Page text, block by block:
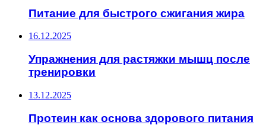
Питание для быстрого сжигания жира
16.12.2025
Упражнения для растяжки мышц после
тренировки
13.12.2025
Протеин как основа здорового питания